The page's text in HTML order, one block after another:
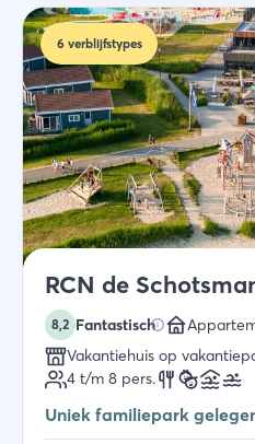
6 verblijfstypes
RCN de
8,2 Fantastisch
Vakantiehuis op
4 t/m 8 pers.
Uniek familiepark